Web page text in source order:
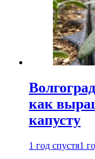
как
капусту
1 год спустя1